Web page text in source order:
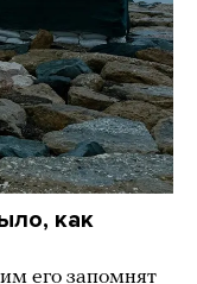
как
его запомнят